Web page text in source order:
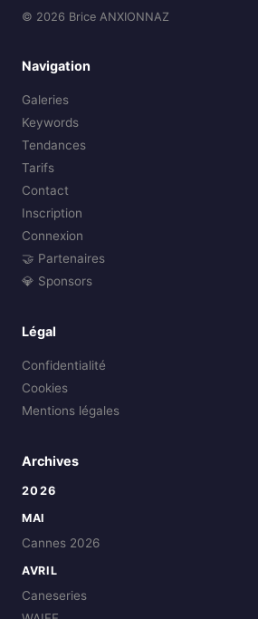
© 2026 Brice ANXIONNAZ
Navigation
Galeries
Keywords
Tendances
Tarifs
Contact
Inscription
Connexion
🤝 Partenaires
💎 Sponsors
Légal
Confidentialité
Cookies
Mentions légales
Archives
2026
MAI
Cannes 2026
AVRIL
Caneseries